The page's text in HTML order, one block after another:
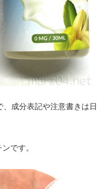
成分表記や注意書きは日
です。